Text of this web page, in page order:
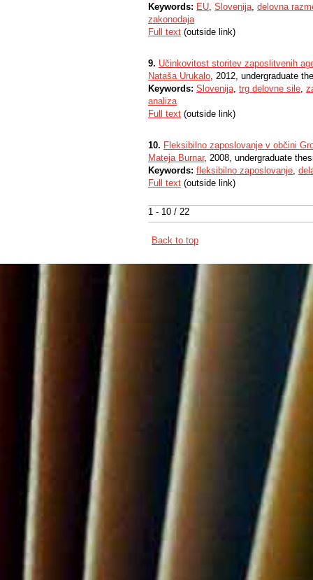
1 - 10 / 22
Keywords: EU, Slovenija, delovna
zakonodaja
Full text (outside link)
9. Učinkovitost storitev zaposlitvenih
Nataša Urukalo, 2012, undergraduate
Keywords: Slovenija, trg delovne sile,
analiza
Full text (outside link)
10. Fleksibilno zaposlovanje v občini
Mateja Burnar, 2008, undergraduate
Keywords: fleksibilno zaposlovanje,
Full text (outside link)
Back to top